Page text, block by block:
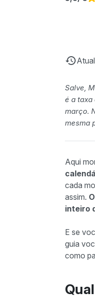
Salve,
é a taxa
março.
mesma
Aqui
cada
assim.
inteiro
E se
guia
como